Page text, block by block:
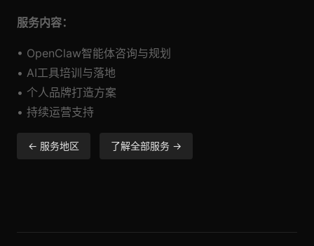
服务内容：
• OpenClaw智能体咨询与规划
• AI工具培训与落地
• 个人品牌打造方案
• 持续运营支持
← 服务地区 了解全部服务 →